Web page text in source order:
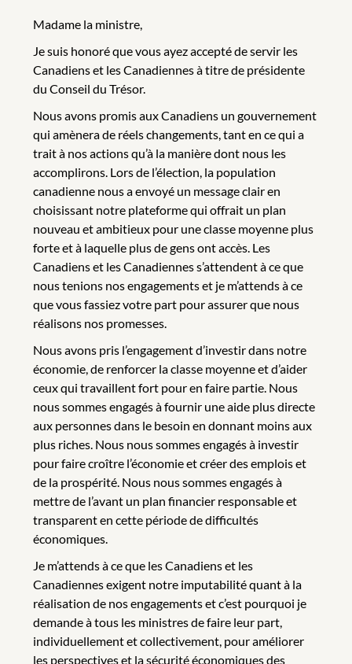
Madame la ministre,
Je suis honoré que vous ayez accepté de servir les
Canadiens et les Canadiennes à titre de présidente
du Conseil du Trésor.
Nous avons promis aux Canadiens un gouvernement
qui amènera de réels changements, tant en ce qui a
trait à nos actions qu’à la manière dont nous les
accomplirons. Lors de l’élection, la population
canadienne nous a envoyé un message clair en
choisissant notre plateforme qui offrait un plan
nouveau et ambitieux pour une classe moyenne plus
forte et à laquelle plus de gens ont accès. Les
Canadiens et les Canadiennes s’attendent à ce que
nous tenions nos engagements et je m’attends à ce
que vous fassiez votre part pour assurer que nous
réalisons nos promesses.
Nous avons pris l’engagement d’investir dans notre
économie, de renforcer la classe moyenne et d’aider
ceux qui travaillent fort pour en faire partie. Nous
nous sommes engagés à fournir une aide plus directe
aux personnes dans le besoin en donnant moins aux
plus riches. Nous nous sommes engagés à investir
pour faire croître l’économie et créer des emplois et
de la prospérité. Nous nous sommes engagés à
mettre de l’avant un plan financier responsable et
transparent en cette période de difficultés
économiques.
Je m’attends à ce que les Canadiens et les
Canadiennes exigent notre imputabilité quant à la
réalisation de nos engagements et c’est pourquoi je
demande à tous les ministres de faire leur part,
individuellement et collectivement, pour améliorer
les perspectives et la sécurité économiques des